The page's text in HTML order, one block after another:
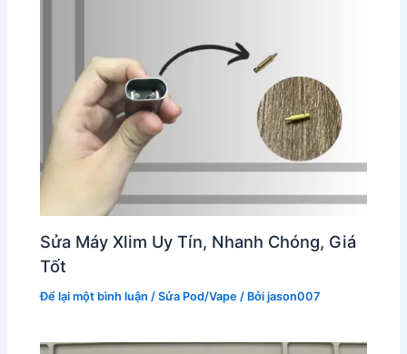
Sửa Máy Xlim Uy Tín, Nhanh Chóng, Giá
Tốt
Để lại một bình luận /Sửa Pod/Vape / Bởijason007